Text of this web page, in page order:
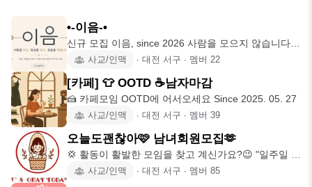
•-이음-•
신규 모집 이음, since 2026 사람을 모으지 않습니다.
인연을사교/인맥 ∙ 대전 서구 ∙ 멤버 22
[카페] 👕 OOTD ☕️남자마감
🍰 카페모임 OOTD에 어서오세요 Since 2025. 05. 27
사교/인맥 ∙ 대전 서구 ∙ 멤버 39
오늘도괜찮아🩷 남녀회원모집🫶
💢 활동이 활발한 모임을 찾고 계신가요?😉 "일주일 평
균 모임 4회 이상
사교/인맥 ∙ 대전 서구 ∙ 멤버 85